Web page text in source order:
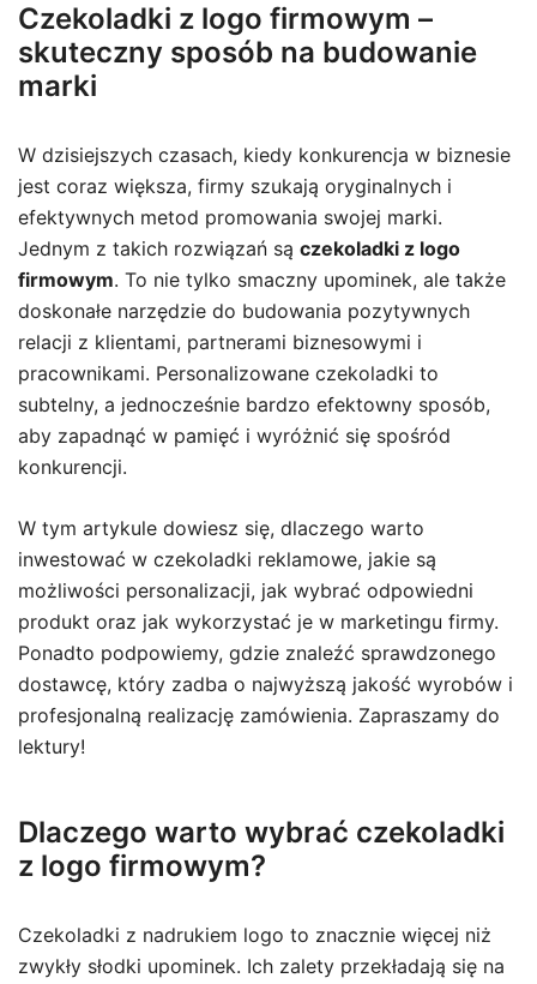
Czekoladki z logo firmowym –
skuteczny sposób na budowanie
marki
W dzisiejszych czasach, kiedy konkurencja w biznesie
jest coraz większa, firmy szukają oryginalnych i
efektywnych metod promowania swojej marki.
Jednym z takich rozwiązań są czekoladki z logo
firmowym. To nie tylko smaczny upominek, ale także
doskonałe narzędzie do budowania pozytywnych
relacji z klientami, partnerami biznesowymi i
pracownikami. Personalizowane czekoladki to
subtelny, a jednocześnie bardzo efektowny sposób,
aby zapadnąć w pamięć i wyróżnić się spośród
konkurencji.
W tym artykule dowiesz się, dlaczego warto
inwestować w czekoladki reklamowe, jakie są
możliwości personalizacji, jak wybrać odpowiedni
produkt oraz jak wykorzystać je w marketingu firmy.
Ponadto podpowiemy, gdzie znaleźć sprawdzonego
dostawcę, który zadba o najwyższą jakość wyrobów i
profesjonalną realizację zamówienia. Zapraszamy do
lektury!
Dlaczego warto wybrać czekoladki
z logo firmowym?
Czekoladki z nadrukiem logo to znacznie więcej niż
zwykły słodki upominek. Ich zalety przekładają się na